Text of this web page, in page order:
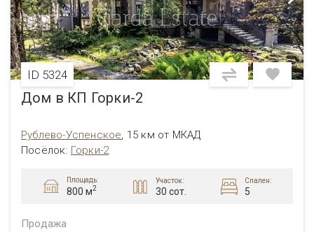
ID 5324
Дом в КП Горки-2
Рублево-Успенское, 15 км от МКАД
Посёлок: Горки-2
Площадь:
800 м2
Участок:
30 сот.
Спален:
5
Продажа